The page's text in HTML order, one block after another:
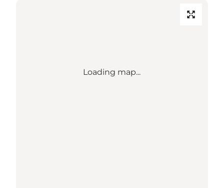
Loading map...